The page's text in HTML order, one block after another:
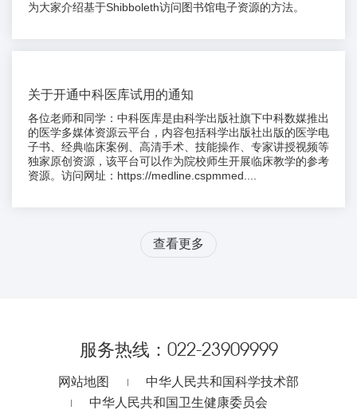
为大家介绍基于Shibboleth访问图书馆电子资源的方法。
关于开通中科医库试用的通知
各位老师和同学：中科医库是由科学出版社旗下中科数媒推出
的医学多媒体资源云平台，内容包括科学出版社出版的医学电
子书、经典临床案例、高清手术、技能操作、专家讲授视频等
独家原创资源，该平台可以作为院校师生开展临床教学的参考
资源。访问网址：https://medline.cspmmed....
查看更多
服务热线： 022-23909999
网站地图
中华人民共和国科学技术部
中华人民共和国卫生健康委员会